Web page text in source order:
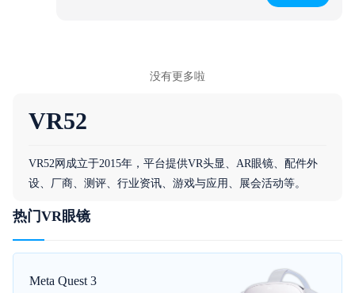
没有更多啦
VR52
VR52网成立于2015年，平台提供VR头显、AR眼镜、配件外
设、厂商、测评、行业资讯、游戏与应用、展会活动等。
热门VR眼镜
Meta Quest 3